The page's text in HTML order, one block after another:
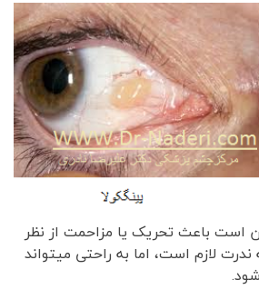
است باعث تحریک یا مزاحمت از نظر
لازم است، اما به راحتی میتواند